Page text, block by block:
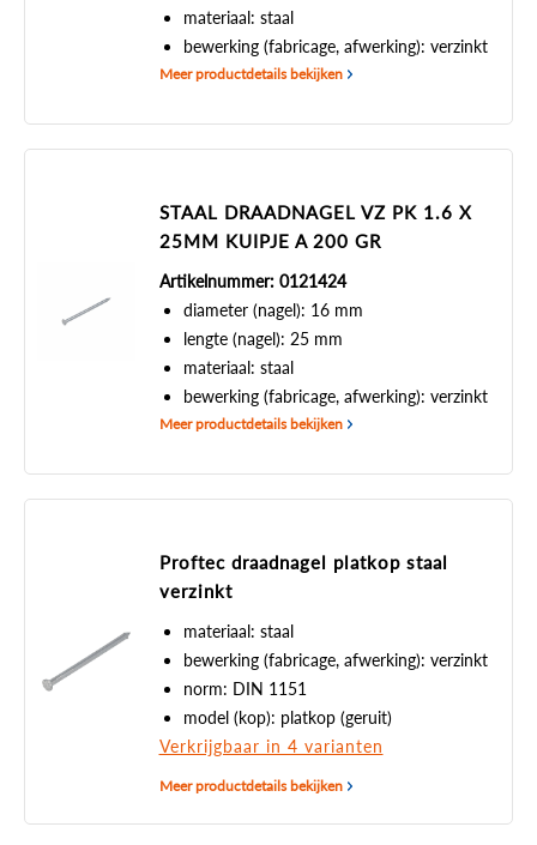
materiaal: staal
bewerking (fabricage, afwerking): verzinkt
Meer productdetails bekijken
STAAL DRAADNAGEL VZ PK 1.6 X
25MM KUIPJE A 200 GR
Artikelnummer: 0121424
diameter (nagel): 16 mm
lengte (nagel): 25 mm
materiaal: staal
bewerking (fabricage, afwerking): verzinkt
Meer productdetails bekijken
Proftec draadnagel platkop staal
verzinkt
materiaal: staal
bewerking (fabricage, afwerking): verzinkt
norm: DIN 1151
model (kop): platkop (geruit)
Verkrijgbaar in 4 varianten
Meer productdetails bekijken